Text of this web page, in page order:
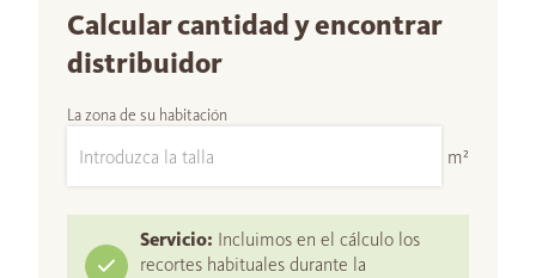
Calcular cantidad y encontrar
distribuidor
La zona de su habitación
m²
Servicio: Incluimos en el cálculo los
recortes habituales durante la